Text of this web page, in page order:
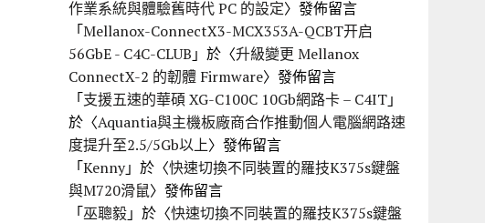
作業系統與體驗舊時代 PC 的設定〉發佈留言
「Mellanox-ConnectX3-MCX353A-QCBT开启
56GbE - C4C-CLUB 」於〈升級變更 Mellanox
ConnectX-2 的韌體 Firmware〉發佈留言
「支援五速的華碩 XG-C100C 10Gb網路卡 – C4IT」
於〈Aquantia與主機板廠商合作推動個人電腦網路速
度提升至2.5/5Gb以上〉發佈留言
「Kenny」於〈快速切換不同裝置的羅技K375s鍵盤
與M720滑鼠〉發佈留言
「巫聰毅」於〈快速切換不同裝置的羅技K375s鍵盤